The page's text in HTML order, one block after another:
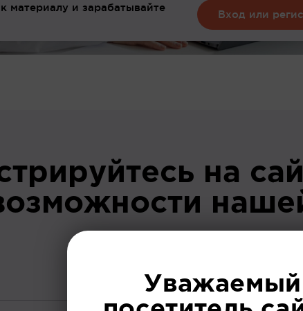
материалу и зарабатывайте
Вход или
на
Уважаемый